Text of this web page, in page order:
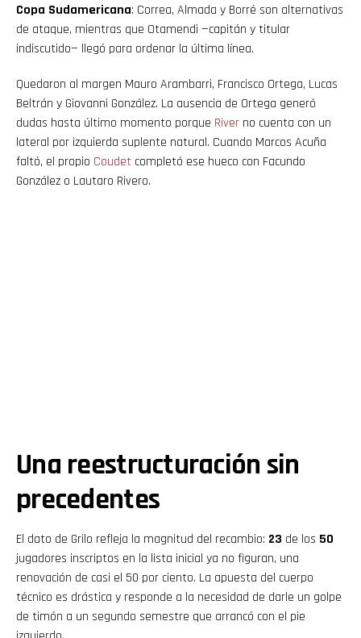
Copa Sudamericana: Correa, Almada y Borré son alternativas
de ataque, mientras que Otamendi —capitán y titular
indiscutido— llegó para ordenar la última línea.
Quedaron al margen Mauro Arambarri, Francisco Ortega, Lucas
Beltrán y Giovanni González. La ausencia de Ortega generó
dudas hasta último momento porque River no cuenta con un
lateral por izquierda suplente natural. Cuando Marcos Acuña
faltó, el propio Coudet completó ese hueco con Facundo
González o Lautaro Rivero.
Una reestructuración sin
precedentes
El dato de Grilo refleja la magnitud del recambio: 23 de los 50
jugadores inscriptos en la lista inicial ya no figuran, una
renovación de casi el 50 por ciento. La apuesta del cuerpo
técnico es drástica y responde a la necesidad de darle un golpe
de timón a un segundo semestre que arrancó con el pie